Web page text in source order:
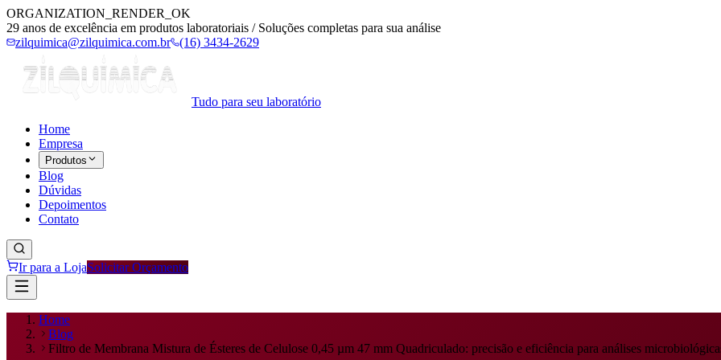
ORGANIZATION_RENDER_OK
29 anos de excelência em produtos laboratoriais / Soluções completas para sua análise
zilquimica@zilquimica.com.br
(16) 3434-2629
Tudo para seu laboratório
Home
Empresa
Produtos
Blog
Dúvidas
Depoimentos
Contato
Ir para a LojaSolicitar Orçamento
Home
Blog
Filtro de Membrana Mistura de Ésteres de Celulose 0,45 µm 47 mm Quadriculado: precisão e eficiência para análises